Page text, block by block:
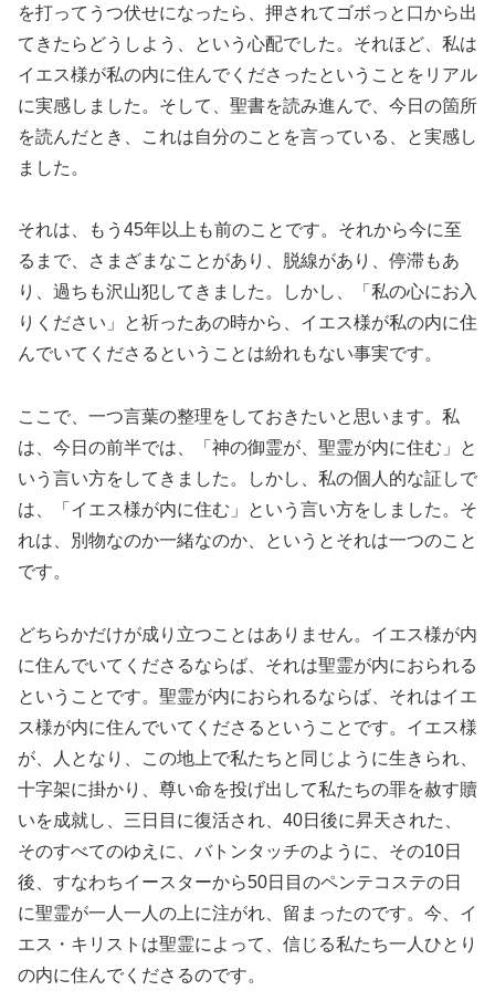
を打ってうつ伏せになったら、押されてゴボっと口から出
てきたらどうしよう、という心配でした。それほど、私は
イエス様が私の内に住んでくださったということをリアル
に実感しました。そして、聖書を読み進んで、今日の箇所
を読んだとき、これは自分のことを言っている、と実感し
ました。
それは、もう45年以上も前のことです。それから今に至
るまで、さまざまなことがあり、脱線があり、停滞もあ
り、過ちも沢山犯してきました。しかし、「私の心にお入
りください」と祈ったあの時から、イエス様が私の内に住
んでいてくださるということは紛れもない事実です。
ここで、一つ言葉の整理をしておきたいと思います。私
は、今日の前半では、「神の御霊が、聖霊が内に住む」と
いう言い方をしてきました。しかし、私の個人的な証しで
は、「イエス様が内に住む」という言い方をしました。そ
れは、別物なのか一緒なのか、というとそれは一つのこと
です。
どちらかだけが成り立つことはありません。イエス様が内
に住んでいてくださるならば、それは聖霊が内におられる
ということです。聖霊が内におられるならば、それはイエ
ス様が内に住んでいてくださるということです。イエス様
が、人となり、この地上で私たちと同じように生きられ、
十字架に掛かり、尊い命を投げ出して私たちの罪を赦す贖
いを成就し、三日目に復活され、40日後に昇天された、
そのすべてのゆえに、バトンタッチのように、その10日
後、すなわちイースターから50日目のペンテコステの日
に聖霊が一人一人の上に注がれ、留まったのです。今、イ
エス・キリストは聖霊によって、信じる私たち一人ひとり
の内に住んでくださるのです。